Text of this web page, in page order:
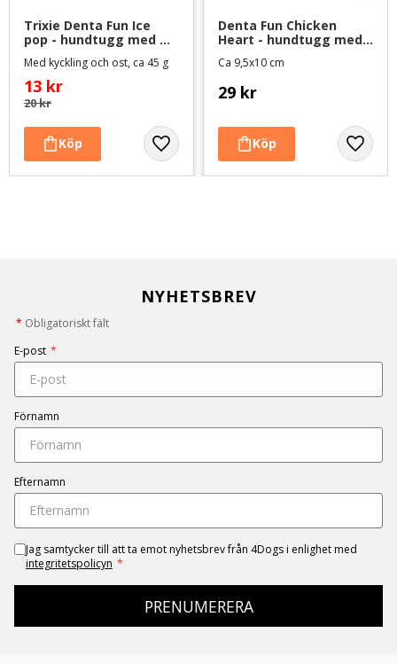
Trixie Denta Fun Ice
pop - hundtugg med
kyckling och ost
Med kyckling och ost, ca 45 g
13 kr
20kr
Denta Fun Chicken
Heart - hundtugg med
Ca 9,5x10 cm
29 kr
NYHETSBREV
* Obligatoriskt fält
E-post *
Förnamn
Efternamn
Jag samtycker till att ta emot nyhetsbrev från 4Dogs i enlighet med
integritetspolicyn *
PRENUMERERA